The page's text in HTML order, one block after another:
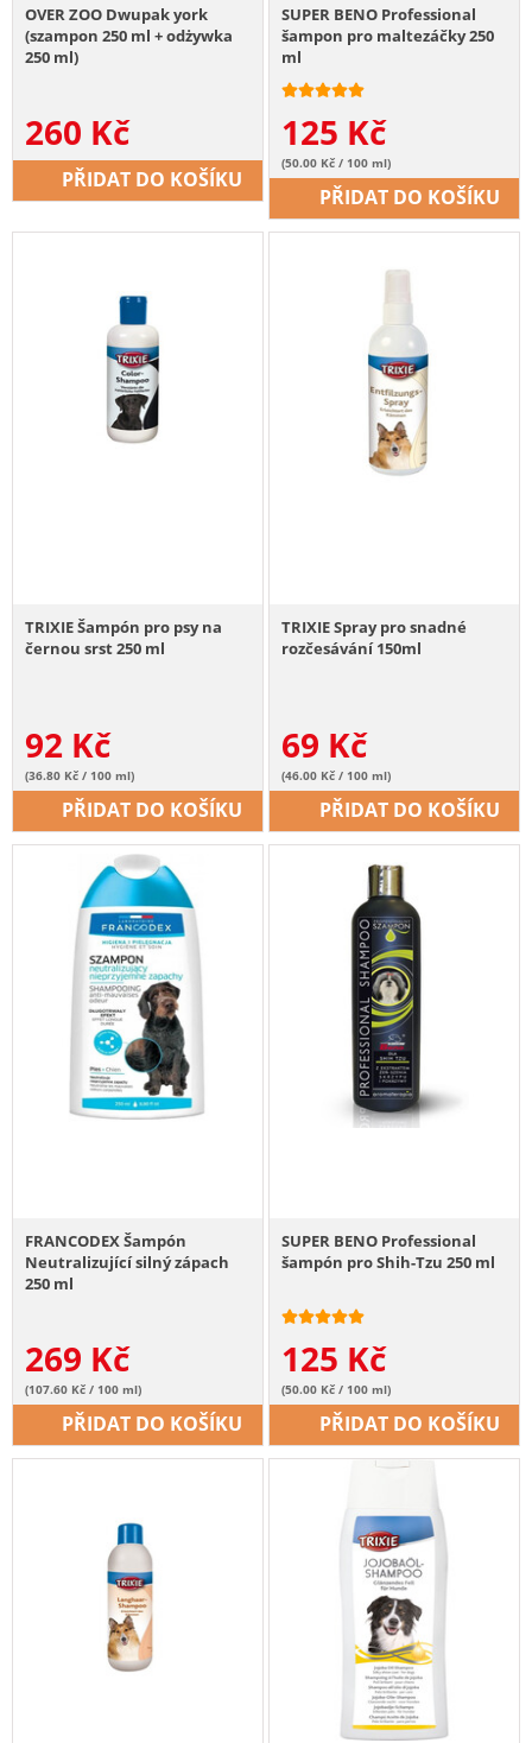
OVER ZOO Dwupak york
(szampon 250 ml + odżywka
250 ml)
260 Kč
PŘIDAT DO KOŠÍKU
SUPER BENO Professional
šampon pro maltezáčky 250
ml
125 Kč
(50.00 Kč / 100 ml)
PŘIDAT DO KOŠÍKU
TRIXIE Šampón pro psy na
černou srst 250 ml
92 Kč
(36.80 Kč / 100 ml)
PŘIDAT DO KOŠÍKU
TRIXIE Spray pro snadné
rozčesávání 150ml
69 Kč
(46.00 Kč / 100 ml)
PŘIDAT DO KOŠÍKU
FRANCODEX Šampón
Neutralizující silný zápach
250 ml
269 Kč
(107.60 Kč / 100 ml)
PŘIDAT DO KOŠÍKU
SUPER BENO Professional
šampón pro Shih-Tzu 250 ml
125 Kč
(50.00 Kč / 100 ml)
PŘIDAT DO KOŠÍKU